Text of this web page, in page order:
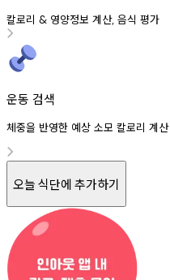
칼로리 & 영양정보 계산, 음식 평가
운동 검색
체중을 반영한 예상 소모 칼로리 계산
오늘 식단에 추가하기